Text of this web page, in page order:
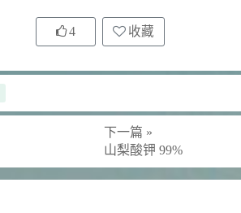
4 收藏
下一篇 »
山梨酸钾 99%